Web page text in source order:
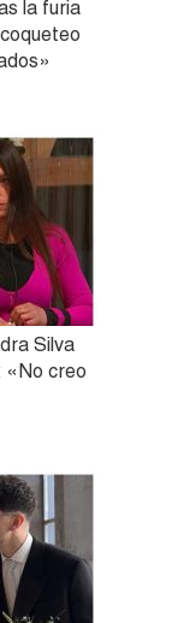
la furia
Silva
«No creo